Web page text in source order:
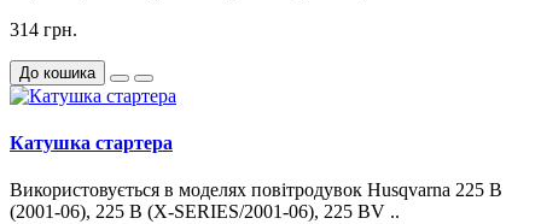
314 грн.
До кошика
Катушка стартера
Використовується в моделях повітродувок Husqvarna 225 B
(2001-06), 225 B (X-SERIES/2001-06), 225 BV ..